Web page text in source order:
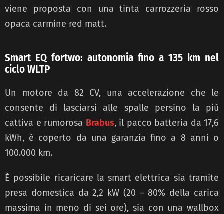
viene proposta con una tinta carrozzeria rosso
opaca carmine red matt.
Smart EQ fortwo: autonomia fino a 135 km nel
ciclo WLTP
Un motore da 82 CV, una accelerazione che le
consente di lasciarsi alle spalle persino la più
cattiva e rumorosa Brabus, il pacco batteria da 17,6
kWh, è coperto da una garanzia fino a 8 anni o
100.000 km.
È possibile ricaricare la smart elettrica sia tramite
presa domestica da 2,2 kW (20 – 80% della carica
massima in meno di sei ore), sia con una wallbox